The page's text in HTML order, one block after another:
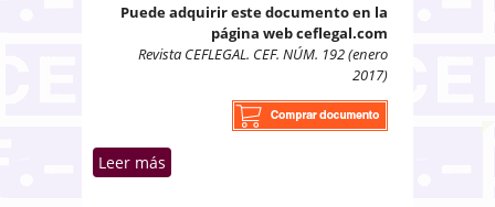
Puede adquirir este documento en la
página web ceflegal.com
Revista CEFLEGAL. CEF. NÚM. 192 (enero
2017)
Leer más